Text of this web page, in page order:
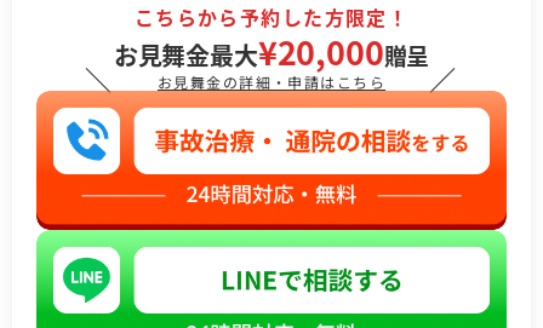
＼
こちらから予約した方限定！
お見舞金最大¥20,000贈呈
お見舞金の詳細・申請はこちら ／